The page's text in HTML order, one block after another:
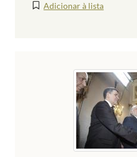
Adicionar à lista